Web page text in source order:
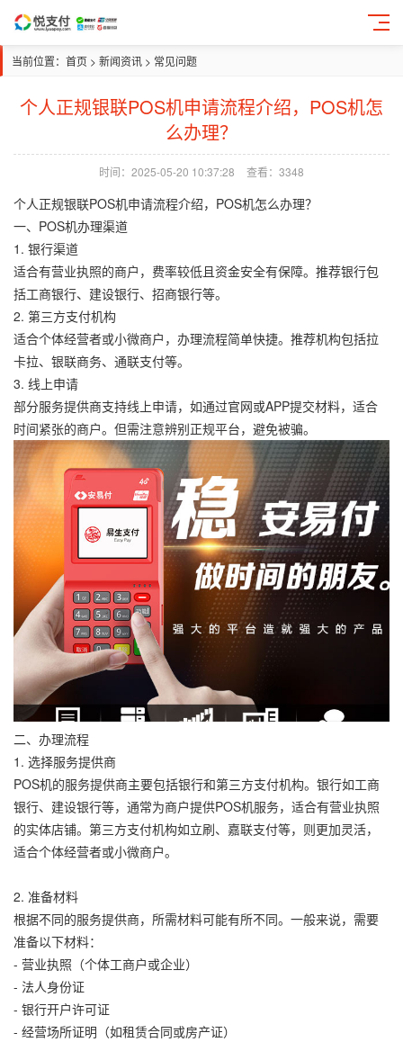
当前位置： 首页 > 新闻资讯 > 常见问题
个人正规银联POS机申请流程介绍，POS机怎
么办理？
时间：2025-05-20 10:37:28 查看：3348
个人正规银联POS机申请流程介绍，POS机怎么办理？
一、POS机办理渠道
1. 银行渠道
适合有营业执照的商户，费率较低且资金安全有保障。推荐银行包
括工商银行、建设银行、招商银行等。
2. 第三方支付机构
适合个体经营者或小微商户，办理流程简单快捷。推荐机构包括拉
卡拉、银联商务、通联支付等。
3. 线上申请
部分服务提供商支持线上申请，如通过官网或APP提交材料，适合
时间紧张的商户。但需注意辨别正规平台，避免被骗。
二、办理流程
1. 选择服务提供商
POS机的服务提供商主要包括银行和第三方支付机构。银行如工商
银行、建设银行等，通常为商户提供POS机服务，适合有营业执照
的实体店铺。第三方支付机构如立刷、嘉联支付等，则更加灵活，
适合个体经营者或小微商户。
2. 准备材料
根据不同的服务提供商，所需材料可能有所不同。一般来说，需要
准备以下材料：
- 营业执照（个体工商户或企业）
- 法人身份证
- 银行开户许可证
- 经营场所证明（如租赁合同或房产证）